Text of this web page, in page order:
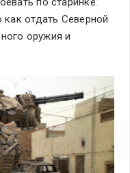
отдать Северной
оружия и